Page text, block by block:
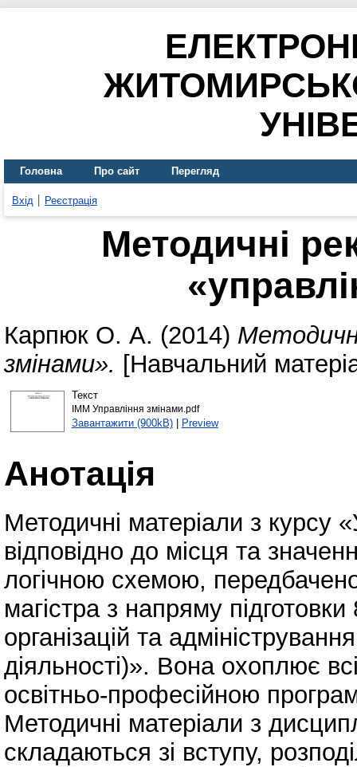
Головна Про сайт Перегляд
Вхід Реєстрація
Методичні
Карпюк О. А. (2014)
змінами». [Навчальний
Текст
ІММ Управління змінами.pdf
Завантажити (900kB)| Preview
Анотація
Методичні матеріали з курсу
відповідно до місця та
логічною схемою,
магістра з напряму
організацій та
діяльності)». Вона охоплює
освітньо-професійною
Методичні матеріали з
складаються зі вступу,